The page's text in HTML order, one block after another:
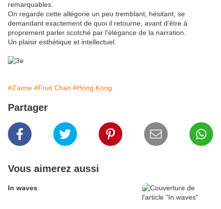
remarquables.
On regarde cette allégorie un peu tremblant, hésitant, se
demandant exactement de quoi il retourne, avant d'être à
proprement parler scotché par l'élégance de la narration.
Un plaisir esthétique et intellectuel.
#J'aime #Fruit Chan #Hong Kong
Partager
Vous aimerez aussi
In waves